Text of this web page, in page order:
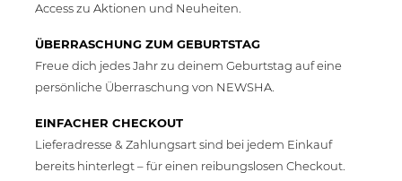
Access zu Aktionen und Neuheiten.
ÜBERRASCHUNG ZUM GEBURTSTAG
Freue dich jedes Jahr zu deinem Geburtstag auf eine
persönliche Überraschung von NEWSHA.
EINFACHER CHECKOUT
Lieferadresse & Zahlungsart sind bei jedem Einkauf
bereits hinterlegt – für einen reibungslosen Checkout.